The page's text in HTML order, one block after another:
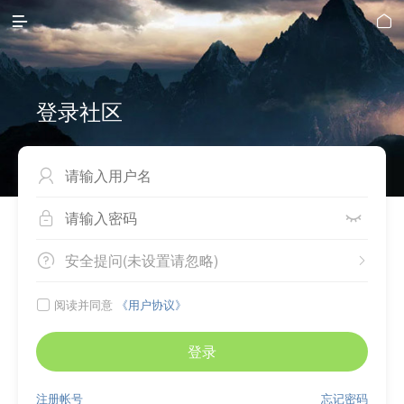
 
登录社区

 
 
安全提问(未设置请忽略)
 阅读并同意 《用户协议》
登录
忘记密码
注册帐号